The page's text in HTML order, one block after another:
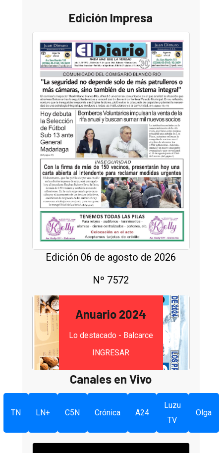
Edición Impresa
Edición 06 de agosto de 2026
Nº 7572
Anuario 2024
Lo destacado - Balcarce
INGRESAR
Canales en Vivo
TN LN+ C5N Crónica A24
Luzu
TV
Olga